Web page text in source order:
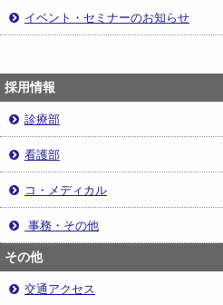
イベント・セミナーのお知らせ
採用情報
診療部
看護部
コ・メディカル
事務・その他
その他
交通アクセス